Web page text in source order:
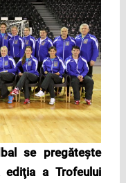
se pregăteşte
ediţia a Trofeului